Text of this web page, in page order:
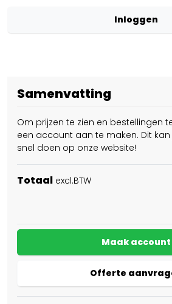
Inloggen
Samenvatting
Om prijzen te zien en bestellingen
een account aan te maken. Dit kan
snel doen op onze website!
Totaal excl.BTW
Maak account
Offerte